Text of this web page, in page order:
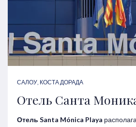
САЛОУ, КОСТА ДОРАДА
Отель Санта
Отель Santa Mónica Playa